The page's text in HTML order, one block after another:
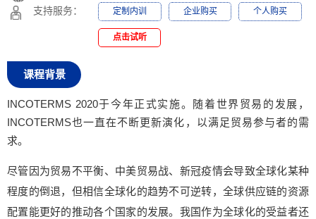
支持服务：
定制内训 企业购买 个人购买
点击试听
课程背景
INCOTERMS 2020于今年正式实施。随着世界贸易的发展，
INCOTERMS也一直在不断更新演化，以满足贸易参与者的需
求。
尽管因为贸易不平衡、中美贸易战、新冠疫情会导致全球化某种
程度的倒退，但相信全球化的趋势不可逆转，全球供应链的资源
配置能更好的推动各个国家的发展。我国作为全球化的受益者还